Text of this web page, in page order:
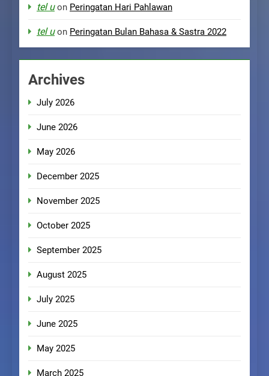
tel uon Peringatan Hari Pahlawan
tel uon Peringatan Bulan Bahasa & Sastra 2022
Archives
July 2026
June 2026
May 2026
December 2025
November 2025
October 2025
September 2025
August 2025
July 2025
June 2025
May 2025
March 2025